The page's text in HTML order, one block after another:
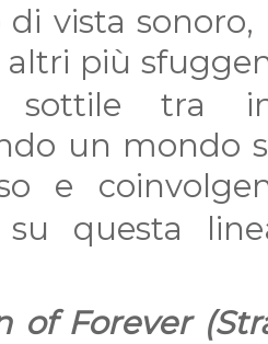
vista
altri più
sottile tra
un mondo
e
su questa
of Forever